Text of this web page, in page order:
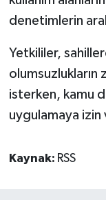
denetimlerin
Yetkililer,
olumsuzlukların
isterken, kamu
uygulamaya
Kaynak: RSS